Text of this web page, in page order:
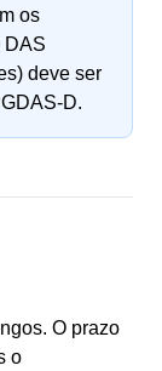
os
DAS
deve ser
D.
O prazo
o